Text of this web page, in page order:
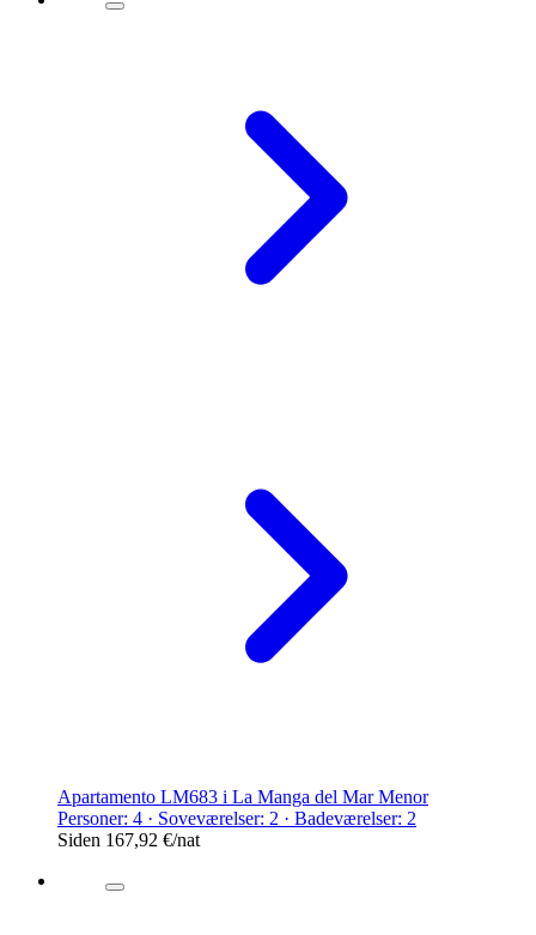
Apartamento LM683 i La Manga del Mar Menor
Personer: 4 · Soveværelser: 2 · Badeværelser: 2
Siden 167,92 €/nat